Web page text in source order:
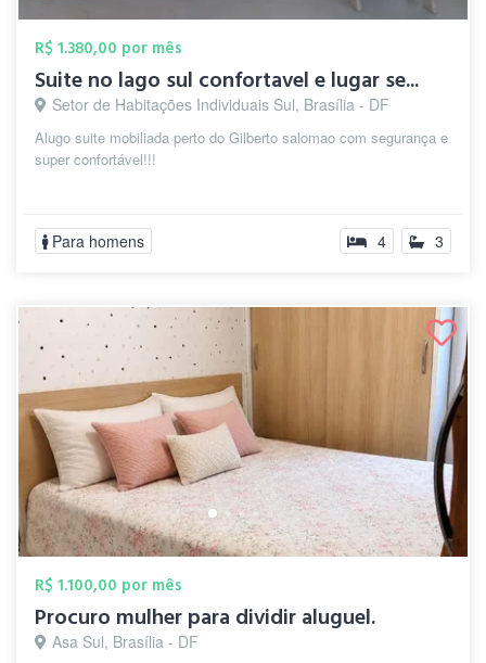
R$ 1.380,00 por mês
Suite no lago sul confortavel e lugar se...
Setor de Habitações Individuais Sul, Brasília - DF
Alugo suite mobiliada perto do Gilberto salomao com segurança e
super confortável!!!
Para homens 4 3
R$ 1.100,00 por mês
Procuro mulher para dividir aluguel.
Asa Sul, Brasília - DF